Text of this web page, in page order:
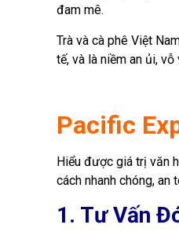
đam mê.
Trà và cà phê Việt
tế, và là niềm an ủi,
Pacific
Hiểu được giá trị văn
cách nhanh chóng,
1. Tư Vấn